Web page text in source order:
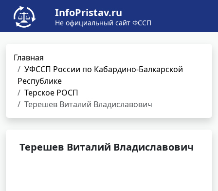
InfoPristav.ru
Не официальный сайт ФССП
Главная
УФССП России по Кабардино-Балкарской
Республике
Терское РОСП
Терешев Виталий Владиславович
Терешев Виталий Владиславович